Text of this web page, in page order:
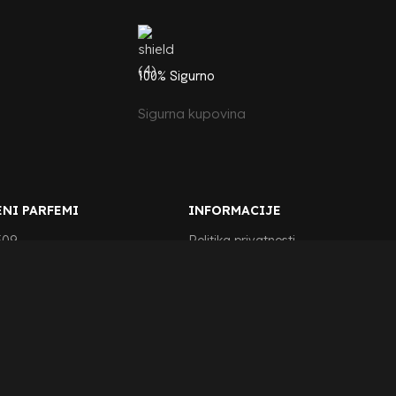
100% Sigurno
Sigurna kupovina
PARFEMI
INFORMACIJE
Politika privatnosti